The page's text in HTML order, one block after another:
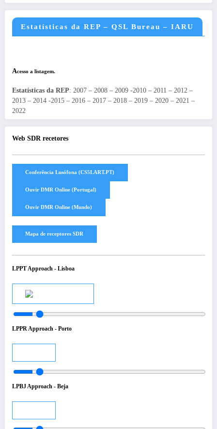
Estatísticas da REP – QSL Bureau – IARU
Acesso a listagem.
Estatísticas da REP: 2007 – 2008 – 2009 -2010 – 2011 – 2012 –
2013 – 2014 -2015 – 2016 – 2017 – 2018 – 2019 – 2020 – 2021 –
2022
Web SDR recetores
LPPT Approach - Lisboa
LPPR Approach - Porto
LPBJ Approach - Beja